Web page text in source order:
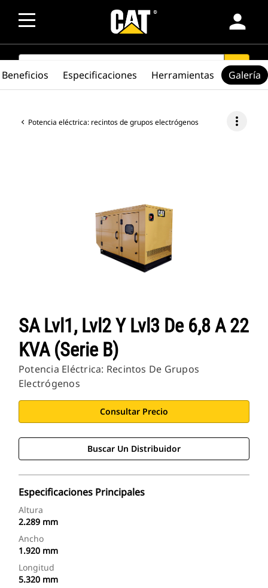
person
SEARCH search
Potencia eléctrica: recintos de grupos electrógenos more_vert
SA Lvl1, Lvl2 Y Lvl3 De 6,8 A 22
KVA (Serie B)
Potencia Eléctrica: Recintos De Grupos
Electrógenos
Consultar Precio
Buscar Un Distribuidor
Especificaciones Principales
Altura
2.289 mm
Ancho
1.920 mm
Longitud
5.320 mm
Beneficios Especificaciones Herramientas Galería